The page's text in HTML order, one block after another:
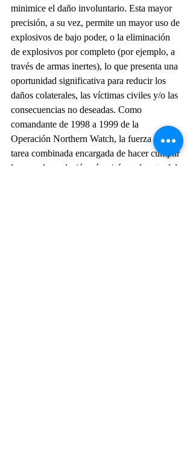
minimice el daño involuntario. Esta mayor
precisión, a su vez, permite un mayor uso de
explosivos de bajo poder, o la eliminación
de explosivos por completo (por ejemplo, a
través de armas inertes), lo que presenta una
oportunidad significativa para reducir los
daños colaterales, las víctimas civiles y/o las
consecuencias no deseadas. Como
comandante de 1998 a 1999 de la
Operación Northern Watch, la fuerza de
tarea combinada encargada de hacer cumplir
la zona de exclusión aérea/aérea al norte del